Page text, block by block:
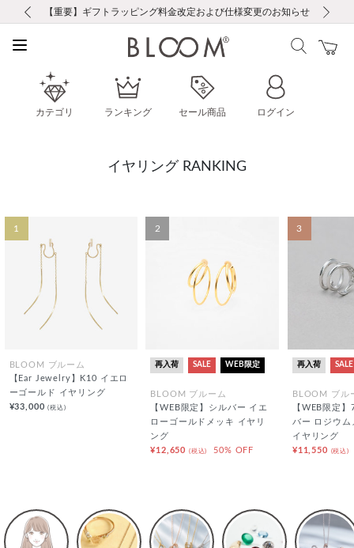
お修理・アフターサービスのご案内
【重要】令和８年熊本地震に伴う集配への影響について
【重要】ギフトラッピング料金改定および仕様変更のお知らせ
【重要】夏季休業の営業についてのご案内
税込5,500円以上で送料無料｜最短24時間以内に発送
新規会員登録で1000ポイントプレゼント！
新規LINE友だち登録で500円クーポンプレゼント
会員限定！レビュー投稿で100ポイントプレゼント
お修理・アフターサービスのご案内
【重要】令和８年熊本地震に伴う集配への影響について
カテゴリ ランキング セール商品 ログイン
イヤリング RANKING
1
BLOOM ブルーム
【Ear Jewelry】K10 イエロ
ーゴールド イヤリング
¥33,000(税込)
2
再入荷 SALE WEB限定
BLOOM ブルーム
【WEB限定】シルバー イエ
ローゴールドメッキ イヤリ
ング
¥12,650 (税込) 50% OFF
3
再入荷 SALE
BLOOM ブル
【WEB限定
バー ロジウム
イヤリング
¥11,550 (税込)